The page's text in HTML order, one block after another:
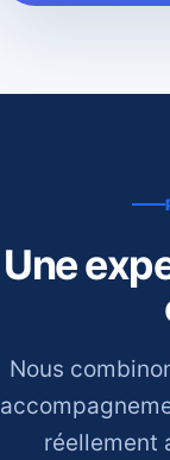
Une
Nous
réellement